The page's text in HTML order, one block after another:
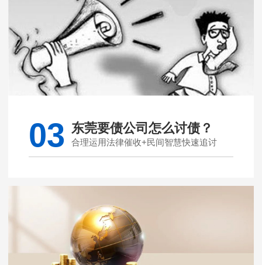
03 东莞要债公司怎么讨债？
合理运用法律催收+民间智慧快速追讨